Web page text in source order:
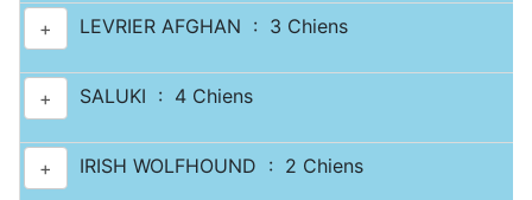
+ LEVRIER AFGHAN : 3 Chiens
+ SALUKI : 4 Chiens
+ IRISH WOLFHOUND : 2 Chiens